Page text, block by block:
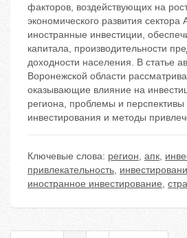
факторов, воздействующих на
экономического развития
иностранные инвестиции,
капитала, производительности
доходности населения. В статье
Воронежской области
оказывающие влияние на
региона, проблемы и перспективы
инвестирования и методы
Ключевые слова: регион, апк,
привлекательность,
иностранное инвестирование,